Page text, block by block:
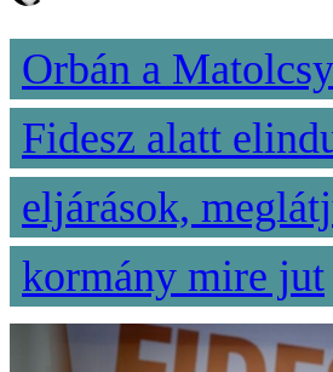
Orbán a
Fidesz alatt
eljárások,
kormány mire jut